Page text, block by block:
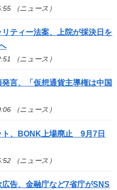
（ニュース）
ティー法案、上院が採決日を
（ニュース）
発言、「仮想通貨主導権は中国
（ニュース）
ト、BONK上場廃止 9月7日
（ニュース）
告、金融庁など7省庁がSNS